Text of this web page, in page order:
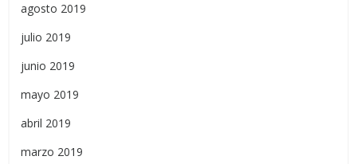
agosto 2019
julio 2019
junio 2019
mayo 2019
abril 2019
marzo 2019